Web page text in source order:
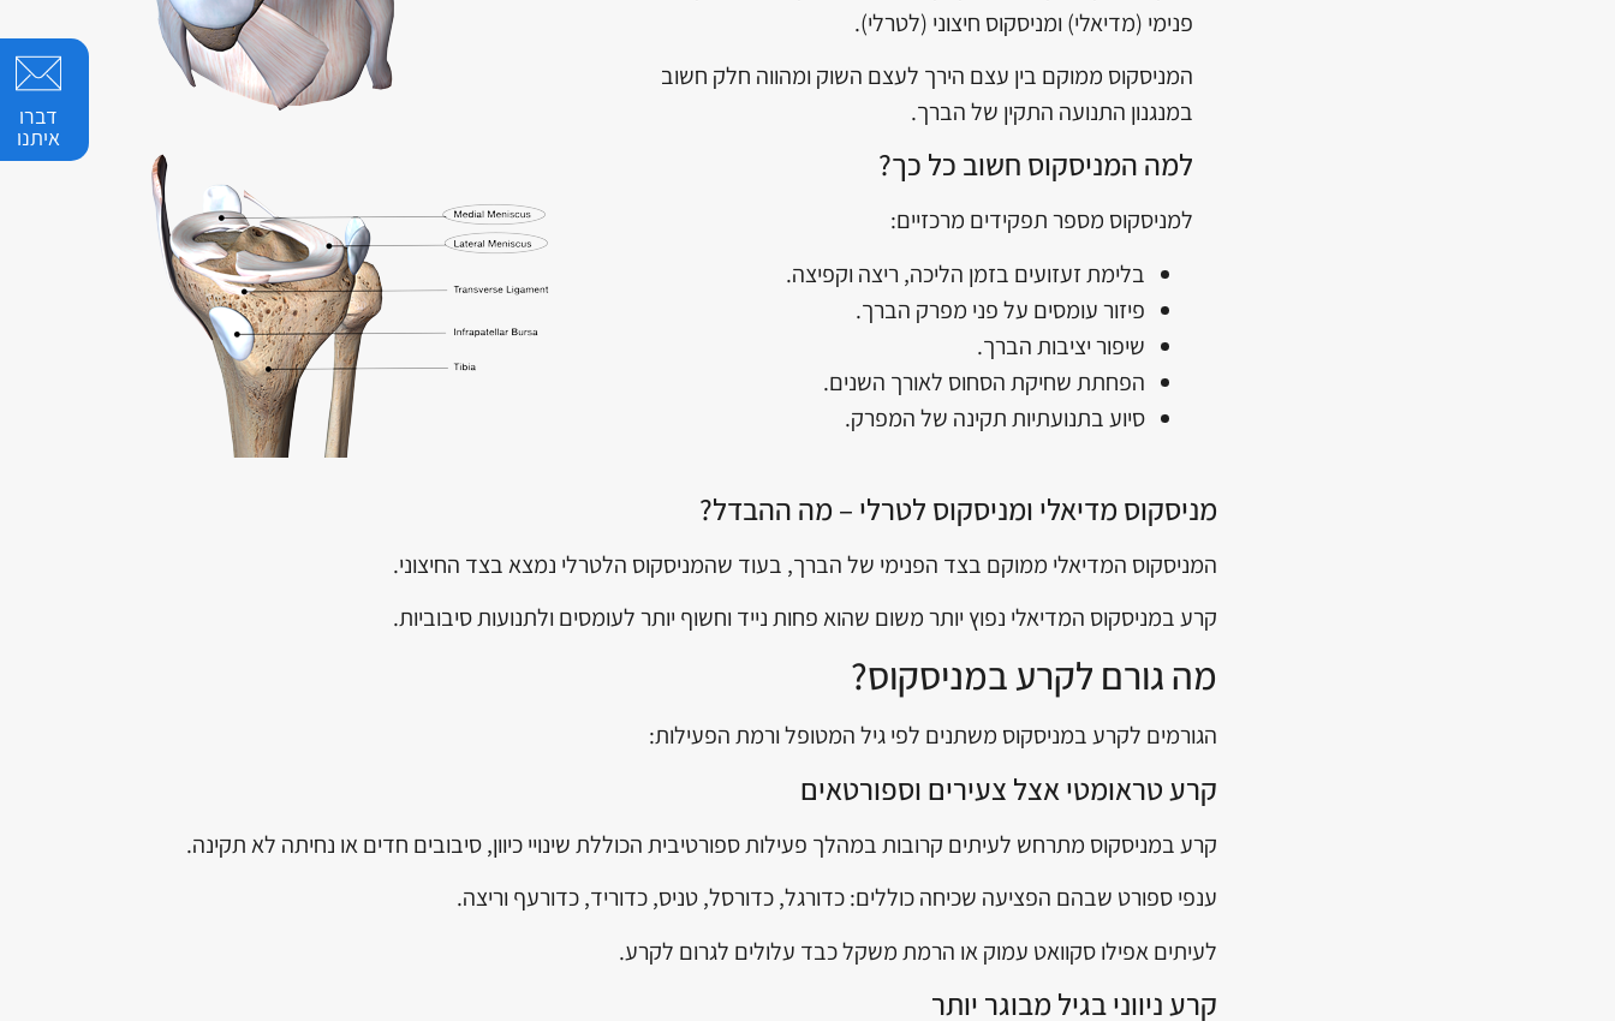
פנימי (מדיאלי) ומניסקוס חיצוני (לטרלי).
המניסקוס ממוקם בין עצם הירך לעצם השוק ומהווה חלק חשוב
במנגנון התנועה התקין של הברך.
למה המניסקוס חשוב כל כך?
למניסקוס מספר תפקידים מרכזיים:
בלימת זעזועים בזמן הליכה, ריצה וקפיצה.
פיזור עומסים על פני מפרק הברך.
שיפור יציבות הברך.
הפחתתשחיקת הסחוס לאורך השנים.
סיוע בתנועתיות תקינה של המפרק.
מניסקוס מדיאלי ומניסקוס לטרלי – מה ההבדל?
המניסקוס המדיאלי ממוקם בצד הפנימי של הברך, בעוד שהמניסקוס הלטרלי נמצא בצד החיצוני.
קרע במניסקוס המדיאלי נפוץ יותר משום שהוא פחות נייד וחשוף יותר לעומסים ולתנועות סיבוביות.
מה גורם לקרע במניסקוס?
הגורמים לקרע במניסקוס משתנים לפי גיל המטופל ורמת הפעילות:
קרע טראומטי אצל צעירים וספורטאים
קרע במניסקוס מתרחש לעיתים קרובות במהלך פעילות ספורטיבית הכוללת שינויי כיוון, סיבובים חדים או נחיתה לא תקינה.
ענפי ספורט שבהם הפציעה שכיחה כוללים: כדורגל, כדורסל, טניס, כדוריד, כדורעף וריצה.
לעיתים אפילו סקוואט עמוק או הרמת משקל כבד עלולים לגרום לקרע.
קרע ניווני בגיל מבוגר יותר
דברו
איתנו